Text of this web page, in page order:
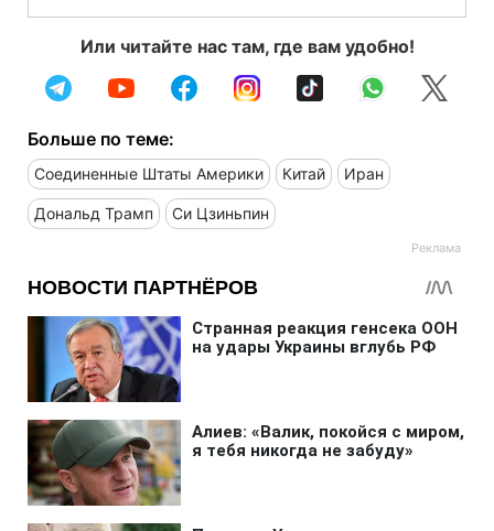
Или читайте нас там, где вам удобно!
Больше по теме:
Соединенные Штаты Америки Китай Иран
Дональд Трамп Си Цзиньпин